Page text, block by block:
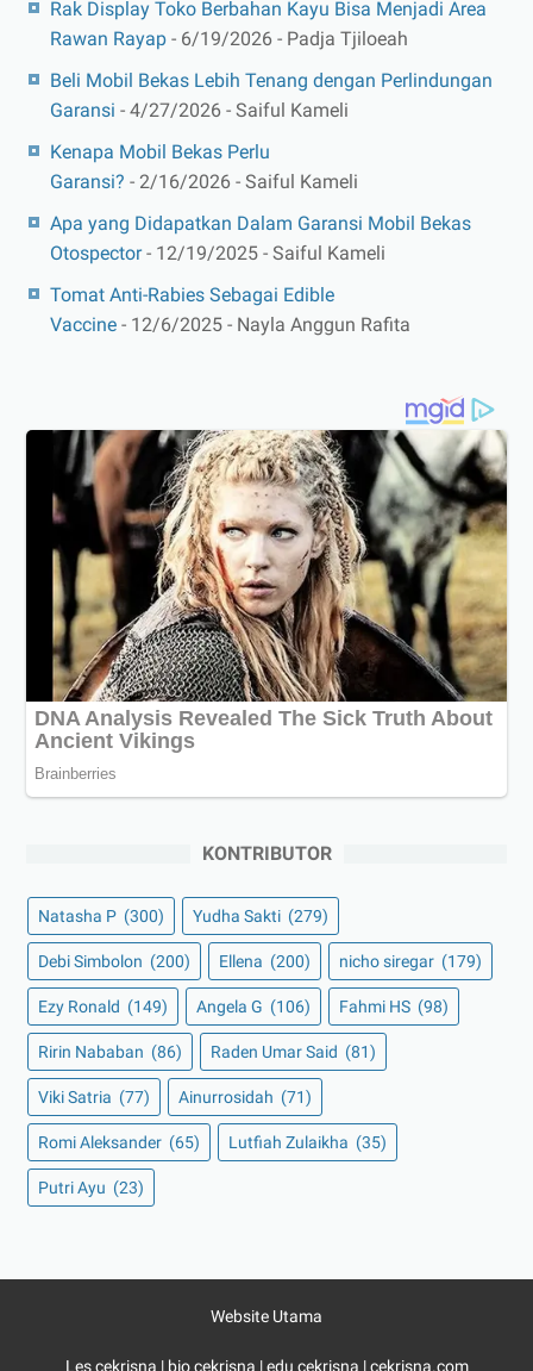
Rak Display Toko Berbahan Kayu Bisa Menjadi Area
Rawan Rayap - 6/19/2026 - Padja Tjiloeah
Beli Mobil Bekas Lebih Tenang dengan Perlindungan
Garansi - 4/27/2026 - Saiful Kameli
Kenapa Mobil Bekas Perlu
Garansi? - 2/16/2026 - Saiful Kameli
Apa yang Didapatkan Dalam Garansi Mobil Bekas
Otospector- 12/19/2025 - Saiful Kameli
Tomat Anti-Rabies Sebagai Edible
Vaccine - 12/6/2025 - Nayla Anggun Rafita
KONTRIBUTOR
Natasha P (300) Yudha Sakti (279)
Debi Simbolon (200) Ellena (200) nicho siregar (179)
Ezy Ronald (149) Angela G (106) Fahmi HS (98)
Ririn Nababan (86) Raden Umar Said (81)
Viki Satria (77) Ainurrosidah (71)
Romi Aleksander (65) Lutfiah Zulaikha (35)
Putri Ayu (23)
Website Utama
Les cekrisna | bio cekrisna |edu cekrisna |cekrisna.com